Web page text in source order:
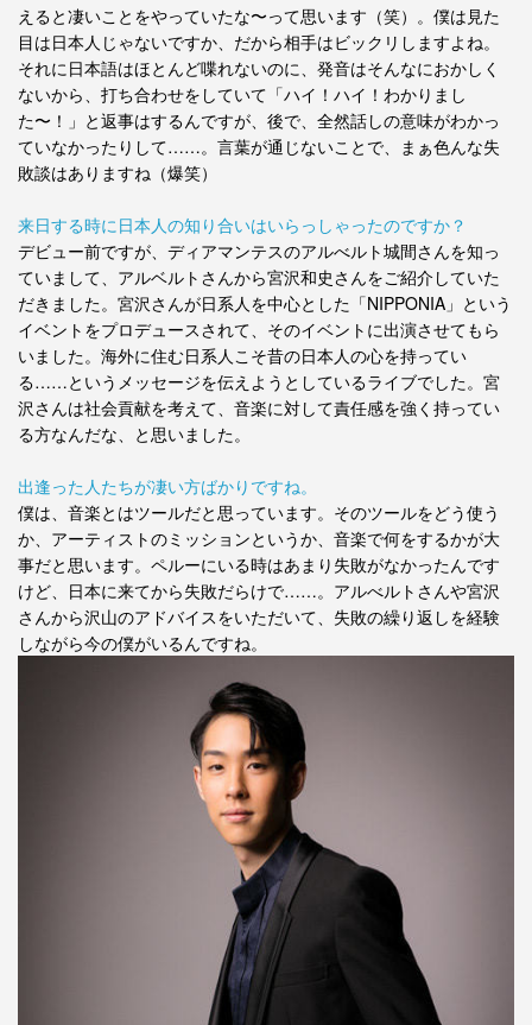
えると凄いことをやっていたな〜って思います（笑）。僕は見た
目は日本人じゃないですか、だから相手はビックリしますよね。
それに日本語はほとんど喋れないのに、発音はそんなにおかしく
ないから、打ち合わせをしていて「ハイ！ハイ！わかりまし
た〜！」と返事はするんですが、後で、全然話しの意味がわかっ
ていなかったりして……。言葉が通じないことで、まぁ色んな失
敗談はありますね（爆笑）
来日する時に日本人の知り合いはいらっしゃったのですか？
デビュー前ですが、ディアマンテスのアルべルト城間さんを知っ
ていまして、アルベルトさんから宮沢和史さんをご紹介していた
だきました。宮沢さんが日系人を中心とした「NIPPONIA」という
イベントをプロデュースされて、そのイベントに出演させてもら
いました。海外に住む日系人こそ昔の日本人の心を持ってい
る……というメッセージを伝えようとしているライブでした。宮
沢さんは社会貢献を考えて、音楽に対して責任感を強く持ってい
る方なんだな、と思いました。
出逢った人たちが凄い方ばかりですね。
僕は、音楽とはツールだと思っています。そのツールをどう使う
か、アーティストのミッションというか、音楽で何をするかが大
事だと思います。ペルーにいる時はあまり失敗がなかったんです
けど、日本に来てから失敗だらけで……。アルべルトさんや宮沢
さんから沢山のアドバイスをいただいて、失敗の繰り返しを経験
しながら今の僕がいるんですね。